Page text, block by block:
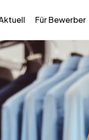
Für Bewerber